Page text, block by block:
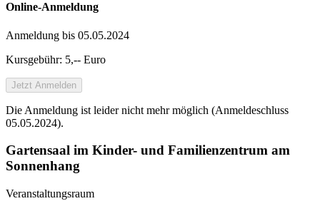
Online-Anmeldung
Anmeldung bis 05.05.2024
Kursgebühr: 5,-- Euro
Jetzt Anmelden
Die Anmeldung ist leider nicht mehr möglich (Anmeldeschluss
05.05.2024).
Gartensaal im Kinder- und Familienzentrum am
Sonnenhang
Veranstaltungsraum